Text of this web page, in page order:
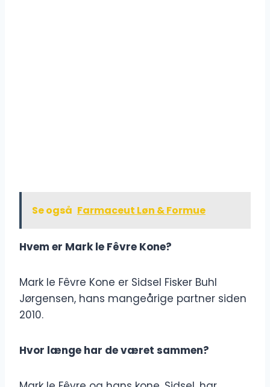
Se også Farmaceut Løn & Formue
Hvem er Mark le Fêvre Kone?
Mark le Fêvre Kone er Sidsel Fisker Buhl
Jørgensen, hans mangeårige partner siden
2010.
Hvor længe har de været sammen?